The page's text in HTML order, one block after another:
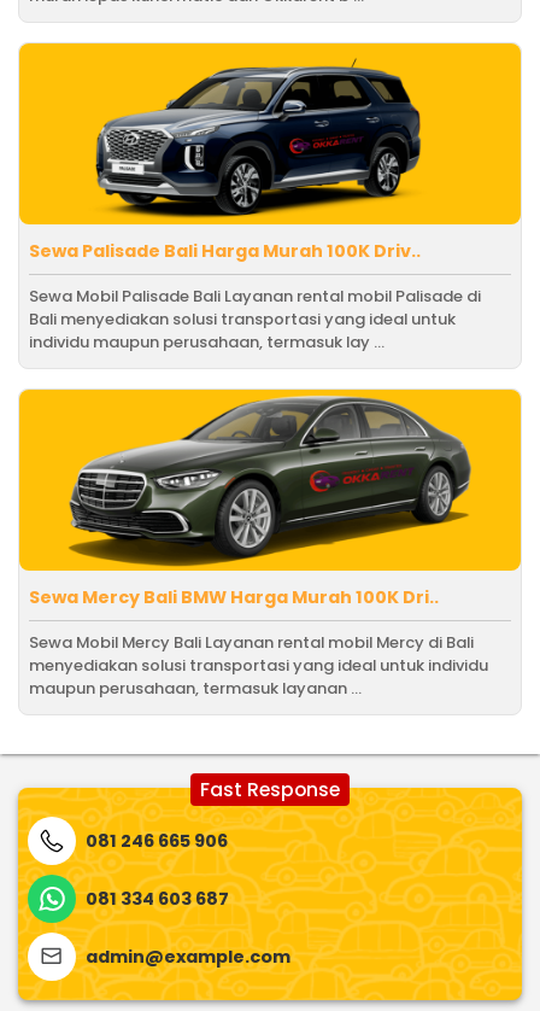
Sewa Palisade Bali Harga Murah 100K Driv..
Sewa Mobil Palisade Bali Layanan rental mobil Palisade di
Bali menyediakan solusi transportasi yang ideal untuk
individu maupun perusahaan, termasuk lay ...
Sewa Mercy Bali BMW Harga Murah 100K Dri..
Sewa Mobil Mercy Bali Layanan rental mobil Mercy di Bali
menyediakan solusi transportasi yang ideal untuk individu
maupun perusahaan, termasuk layanan ...
Fast Response
081 246 665 906
081 334 603 687
admin@example.com